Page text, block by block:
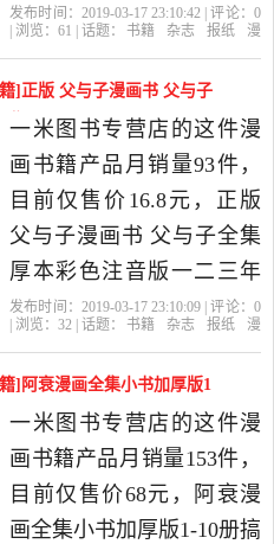
笑啊衰儿童读物 7-9-12岁
校园幽默故事漫画书超小
书是2019年一米图书专营
店精选书籍,杂志,报纸当中
性价比很高的漫画书籍，
由江苏 南京发货。
发布时间：2019-03-17 23:10:42 | 评论： 0
| 浏览： 61 | 话题： 书籍 杂志 报纸
漫
]正版 父与子漫画书 父与子
售16.8元
一米图书专营店的这件漫
画书籍产品月销量93件，
目前仅售价16.8元，正版
父与子漫画书 父与子全集
厚本彩色注音版一二三年
级课外书必读学生绘本漫
读书籍儿童成长经典漫画
书是2019年一米图书专营
店精选书籍,杂志,报纸当中
性价比很高的漫画书籍，
由江苏 南京发货。
发布时间：2019-03-17 23:10:09 | 评论： 0
| 浏览： 32 | 话题： 书籍 杂志 报纸
漫
]阿衰漫画全集小书加厚版1
一米图书专营店的这件漫
画书籍产品月销量153件，
目前仅售价68元，阿衰漫
画全集小书加厚版1-10册搞